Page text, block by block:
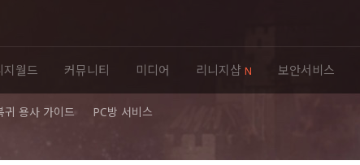
귀 용사 가이드 PC방 서비스
지월드 커뮤니티 미디어 리니지샵 N 보안서비스